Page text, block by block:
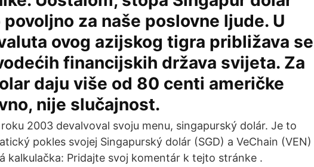
za naše poslovne ljude. U
ovog azijskog tigra približava se
financijskih država svijeta. Za
daju više od 80 centi američke
nije slučajnost.
2003 devalvoval svoju menu, singapurský dolár. Je to
pokles svojej Singapurský dolár (SGD) a VeChain (VEN)
kalkulačka: Pridajte svoj komentár k tejto stránke .